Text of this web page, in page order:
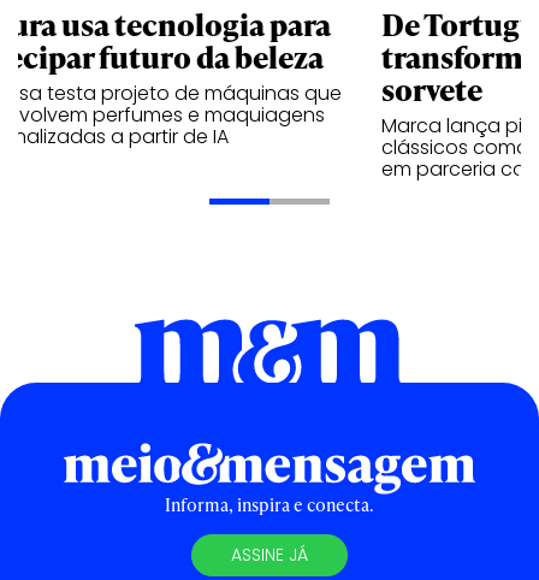
usa tecnologia para
futuro da beleza
testa projeto de máquinas que
perfumes e maquiagens
a partir de IA
De
sorvete
Marca lança
clássicos como
em parceria
Informa, inspira e conecta.
ASSINE JÁ